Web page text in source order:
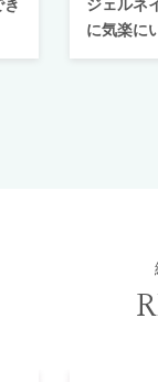
に気楽に